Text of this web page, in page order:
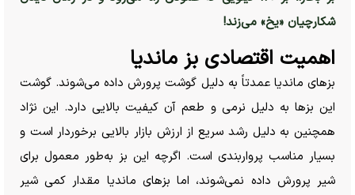
شکارچیان «یخ» می‌زند!
اهمیت اقتصادی بز ماندیا
بزهای ماندیا عمدتاً به دلیل گوشت پرورش داده می‌شوند. گوشت
این بز‌ها به دلیل نرمی و طعم آن کیفیت بالایی دارد. این نژاد
همچنین به دلیل رشد سریع از ارزش بازار بالایی برخوردار است و
بسیار مناسب پرواربندی است. اگرچه این بز به‌طور معمول برای
شیر پرورش داده نمی‌شوند، اما بز‌های ماندیا مقدار کمی شیر